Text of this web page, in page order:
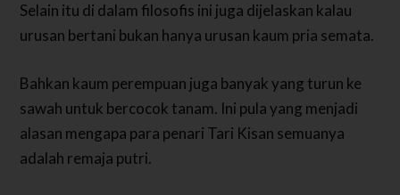
Selain itu di dalam filosofis ini juga dijelaskan kalau
urusan bertani bukan hanya urusan kaum pria semata.
Bahkan kaum perempuan juga banyak yang turun ke
sawah untuk bercocok tanam. Ini pula yang menjadi
alasan mengapa para penari Tari Kisan semuanya
adalah remaja putri.